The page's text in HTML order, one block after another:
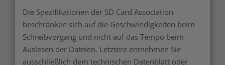
Die Spezifikationen der SD Card Association
beschränken sich auf die Geschwindigkeiten beim
Schreibvorgang und nicht auf das Tempo beim
Auslesen der Dateien. Letztere entnehmen Sie
ausschließlich dem technischen Datenblatt oder